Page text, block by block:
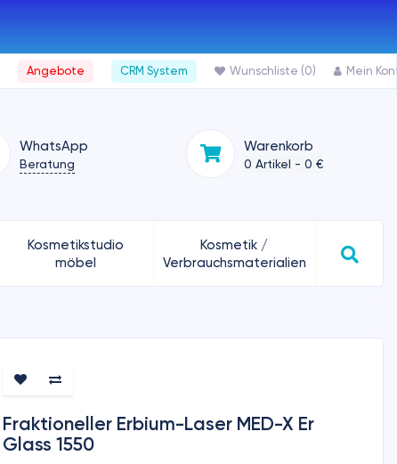
Angebote CRM System Wunschliste (0) Mein
WhatsApp
Beratung
Warenkorb
0 Artikel - 0 €
Kosmetikstudio
möbel
Kosmetik /
Verbrauchsmaterialien
Fraktioneller Erbium-Laser MED-X Er
Glass 1550